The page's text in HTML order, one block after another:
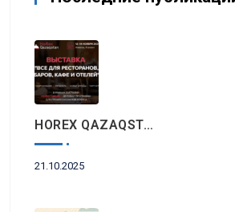
HOREX QAZAQSTAN 2025: Главное Событие Индустрии Гостеприимства И Ресторанного Бизнеса Пройдет Этой Осенью В Алматы
21.10.2025